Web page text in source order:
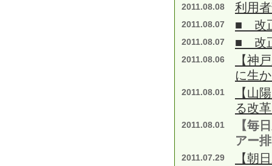
2011.08.08 利用
2011.08.07 ■ 改
2011.08.07 ■ 改
2011.08.06
【神
に生
2011.08.01
【山
る改
2011.08.01
【毎
アー
2011.07.29 【朝